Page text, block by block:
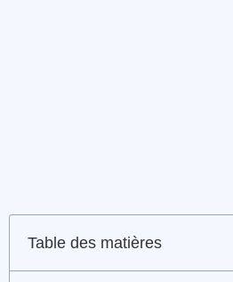
Table des matières